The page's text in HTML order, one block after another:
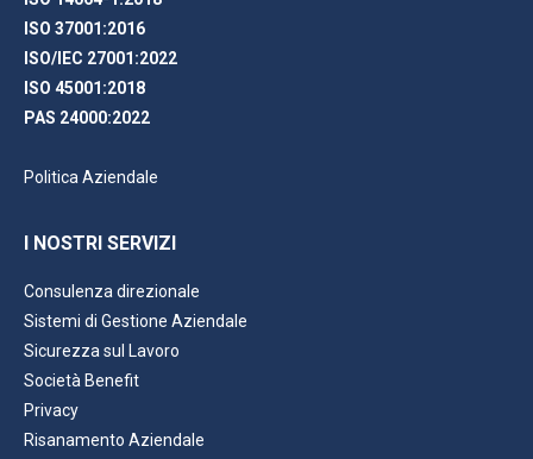
ISO 37001:2016
ISO/IEC 27001:2022
ISO 45001:2018
PAS 24000:2022
Politica Aziendale
I NOSTRI SERVIZI
Consulenza direzionale
Sistemi di Gestione Aziendale
Sicurezza sul Lavoro
Società Benefit
Privacy
Risanamento Aziendale